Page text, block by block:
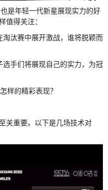
是年轻一代新星展现实力的好
值得关注：
汰赛中展开激战，谁将脱颖而
手们将展现自己的实力，为冠
样的精彩表现？
关重要。以下是几场技术对